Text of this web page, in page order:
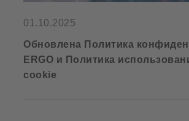
01.10.2025
Обновлена Политика
ERGO и Политика
cookie